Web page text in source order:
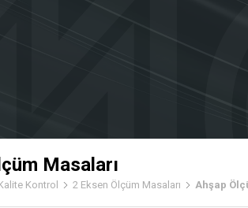
KALİTE
Masaları
Kontrol 2 Eksen Ölçüm Masaları Ahşap